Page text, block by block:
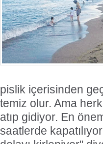
pislik içerisinden
temiz olur. Ama
atıp gidiyor. En
saatlerde